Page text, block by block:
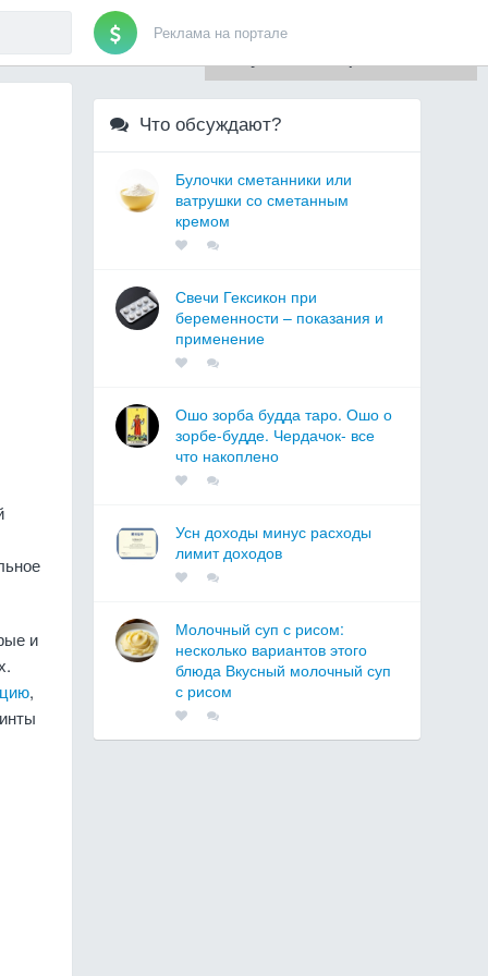
Реклама на портале
и
,
Что обсуждают?
Булочки сметанники или
ватрушки со сметанным
кремом
Свечи Гексикон при
беременности – показания и
применение
Ошо зорба будда таро. Ошо о
зорбе-будде. Чердачок- все
что накоплено
Усн доходы минус расходы
лимит доходов
Молочный суп с рисом:
несколько вариантов этого
блюда Вкусный молочный суп
с рисом
Для любых предложений по